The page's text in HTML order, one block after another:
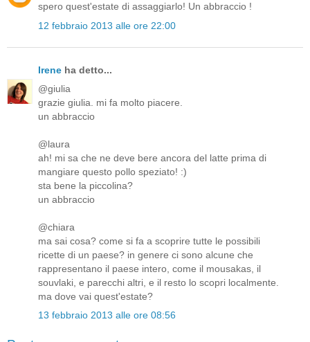
spero quest'estate di assaggiarlo! Un abbraccio !
12 febbraio 2013 alle ore 22:00
Irene ha detto...
@giulia
grazie giulia. mi fa molto piacere.
un abbraccio
@laura
ah! mi sa che ne deve bere ancora del latte prima di
mangiare questo pollo speziato! :)
sta bene la piccolina?
un abbraccio
@chiara
ma sai cosa? come si fa a scoprire tutte le possibili
ricette di un paese? in genere ci sono alcune che
rappresentano il paese intero, come il mousakas, il
souvlaki, e parecchi altri, e il resto lo scopri localmente.
ma dove vai quest'estate?
13 febbraio 2013 alle ore 08:56